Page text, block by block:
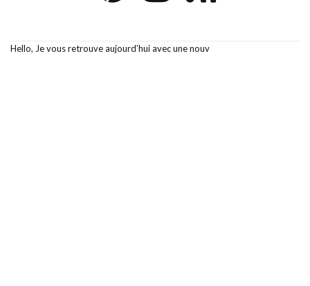
Hello, Je vous retrouve aujourd’hui avec une nouv